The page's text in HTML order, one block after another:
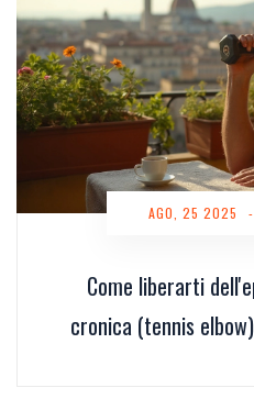
Come liberarti
cronica (tennis
AGO, 25 2025 -